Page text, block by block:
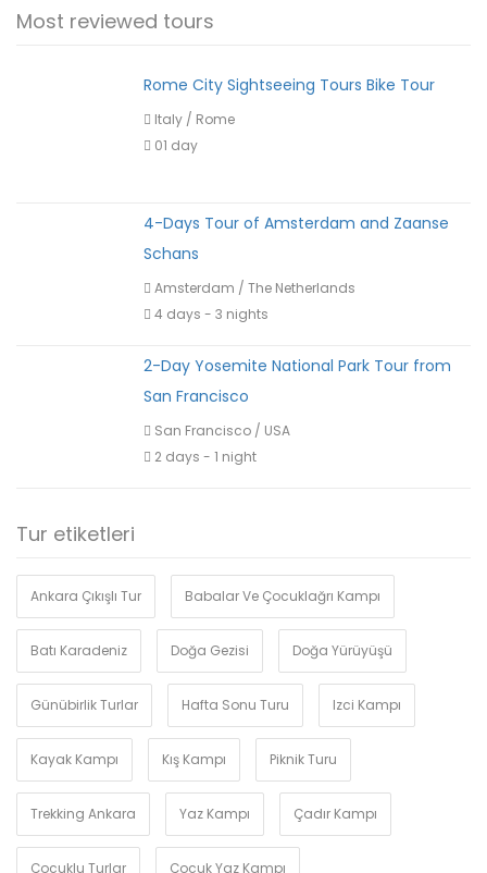
Most reviewed tours
Rome City Sightseeing Tours Bike Tour
Italy / Rome
01 day
4-Days Tour of Amsterdam and Zaanse
Schans
Amsterdam / The Netherlands
4 days - 3 nights
2-Day Yosemite National Park Tour from
San Francisco
San Francisco / USA
2 days - 1 night
Tur etiketleri
Ankara Çıkışlı Tur Babalar Ve Çocuklağrı Kampı
Batı Karadeniz Doğa Gezisi Doğa Yürüyüşü
Günübirlik Turlar Hafta Sonu Turu Izci Kampı
Kayak Kampı Kış Kampı Piknik Turu
Trekking Ankara Yaz Kampı Çadır Kampı
Çocuklu Turlar Çocuk Yaz Kampı